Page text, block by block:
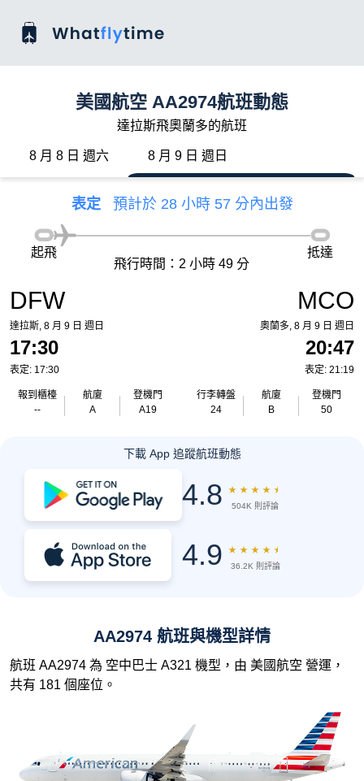
美國航空 AA2974航班動態
達拉斯飛奧蘭多的航班
8 月 8 日 週六 8 月 9 日 週日
表定 預計於 28 小時 57 分內出發
DFW
達拉斯, 8 月 9 日 週日
17:30
表定: 17:30
報到櫃檯
--
航廈
A
登機門
A19
起飛
飛行時間：2 小時 49 分
抵達
MCO
奧蘭多, 8 月 9 日 週日
20:47
表定: 21:19
行李轉盤
24
航廈
B
登機門
50
下載 App 追蹤航班動態
4.8 ★ ★ ★ ★ ★
504K 則評論
4.9 ★ ★ ★ ★ ★
36.2K 則評論
AA2974 航班與機型詳情
航班 AA2974 為 空中巴士 A321 機型，由 美國航空 營運，
共有 181 個座位。